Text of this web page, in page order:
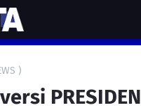
)
PRESIDEN